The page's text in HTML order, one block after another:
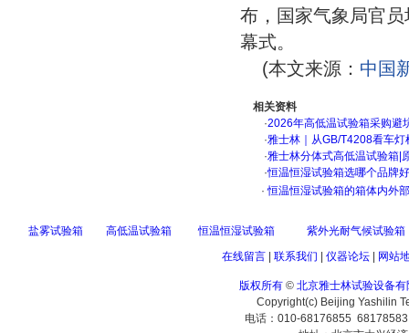
布，国家气象局官
幕式。
(本文来源： 中国
相关资料
·2026年高低温试验箱采购
·雅士林｜从GB/T4208看车
·雅士林分体式高低温试验箱|
·恒温恒湿试验箱选哪个品牌
· 恒温恒湿试验箱的箱体内外
盐雾试验箱 高低温试验箱 恒温恒湿试验箱
紫外光耐气候试验箱
在线留言| 联系我们 仪器论坛| 网站
版权所有 © 北京雅士林试验设备有
Copyright(c) Beijing Yashilin
电话：010-68176855